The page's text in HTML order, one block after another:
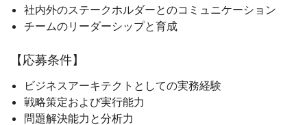
社内外のステークホルダーとのコミュニケーション
チームのリーダーシップと育成
【応募条件】
ビジネスアーキテクトとしての実務経験
戦略策定および実行能力
問題解決能力と分析力